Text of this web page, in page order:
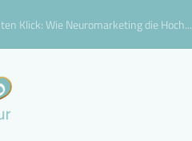
Klick: Wie Neuromarketing die Hoch...